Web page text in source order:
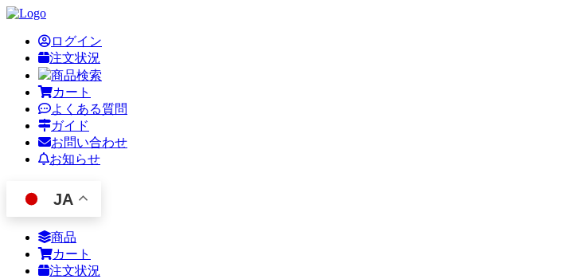
ログイン
注文状況
商品検索
カート
よくある質問
ガイド
お問い合わせ
お知らせ
JA
商品
カート
注文状況